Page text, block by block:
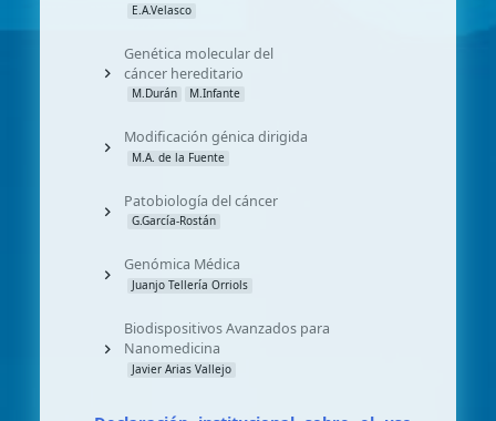
E.A.Velasco
Genética molecular del
cáncer hereditario
M.Durán M.Infante
Modificación génica dirigida
M.A. de la Fuente
Patobiología del cáncer
G.García-Rostán
Genómica Médica
Juanjo Tellería Orriols
Biodispositivos Avanzados para
Nanomedicina
Javier Arias Vallejo